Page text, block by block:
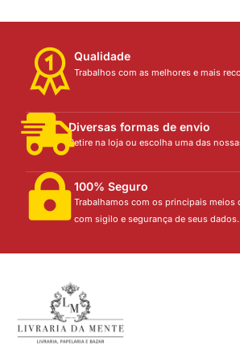
Qualidade
Trabalhos com as melhores e mais
Diversas formas de envio
Retire na loja ou escolha uma das
100% Seguro
Trabalhamos com os principais meios
com sigilo e segurança de seus dados.